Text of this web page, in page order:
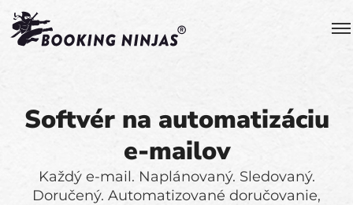
Softvér na automatizáciu
e-mailov
Každý e-mail. Naplánovaný. Sledovaný.
Doručený. Automatizované doručovanie,